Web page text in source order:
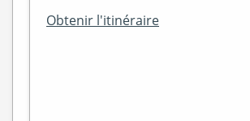
Obtenir l'itinéraire